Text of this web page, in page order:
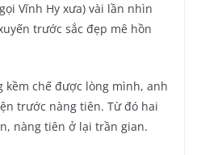
Vĩnh Hy xưa) vài lần nhìn
trước sắc đẹp mê hồn
kềm chế được lòng mình, anh
trước nàng tiên. Từ đó hai
nàng tiên ở lại trần gian.